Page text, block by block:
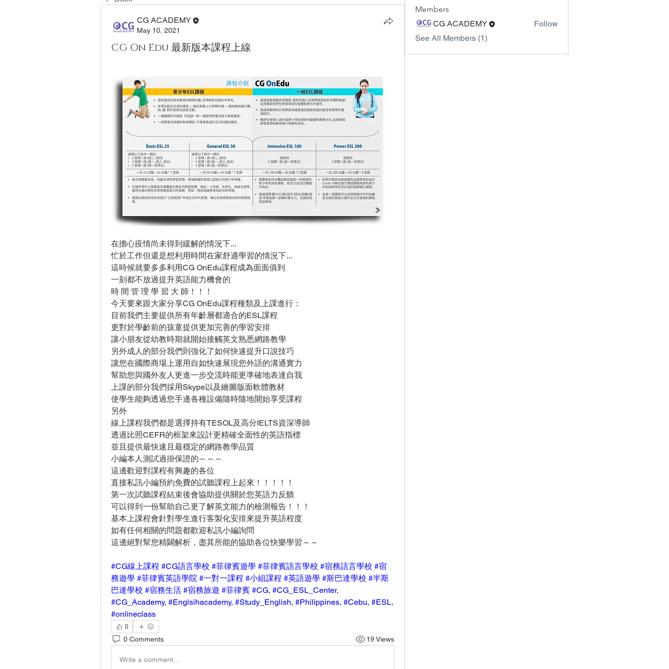
CG ACADEMY
May 10, 2021
CG On Edu 最新版本課程上線
在擔心疫情尚未得到緩解的情況下...
忙於工作但還是想利用時間在家舒適學習的情況下...
這時候就要多多利用CG OnEdu課程成為面面俱到
一刻都不放過提升英語能力機會的
時 間 管 理 學 習 大 師！！！
今天要來跟大家分享CG OnEdu課程種類及上課進行：
目前我們主要提供所有年齡層都適合的ESL課程
更對於學齡前的孩童提供更加完善的學習安排
讓小朋友從幼教時期就開始接觸英文熟悉網路教學
另外成人的部分我們則強化了如何快速提升口說技巧
讓您在國際商場上運用自如快速展現您外語的溝通實力
幫助您與國外友人更進一步交流時能更準確地表達自我
上課的部分我們採用Skype以及繪圖版面軟體教材
使學生能夠透過您手邊各種設備隨時隨地開始享受課程
另外
線上課程我們都是選擇持有TESOL及高分IELTS資深導師
透過比照CEFR的框架來設計更精確全面性的英語指標
並且提供最快速且最穩定的網路教學品質
小編本人測試過掛保證的～～～
這邊歡迎對課程有興趣的各位
直接私訊小編預約免費的試聽課程上起來！！！！！
第一次試聽課程結束後會協助提供關於您英語力反饋
可以得到一份幫助自己更了解英文能力的檢測報告！！！
基本上課程會針對學生進行客製化安排來提升英語程度
如有任何相關的問題都歡迎私訊小編詢問
這邊絕對幫您精闢解析，盡其所能的協助各位快樂學習～～
#CG線上課程 #CG語言學校 #菲律賓遊學 #菲律賓語言學校 #宿務語言學校 #宿
務遊學 #菲律賓英語學院 #一對一課程 #小組課程 #英語遊學 #斯巴達學校 #半斯
巴達學校 #宿務生活 #宿務旅遊 #菲律賓 #CG, #CG_ESL_Center
#CG_Academy, #Englsihacademy, #Study_English, #Philippines, #Cebu, #ESL
#onlineclass
0
0 Comments 19 Views
Write a comment...
Members
CG ACADEMY
Follow
See All Members (1)